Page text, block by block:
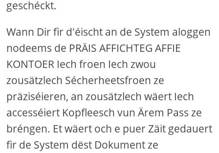
geschéckt.
Wann Dir fir d'éischt an de System aloggen
nodeems de PRÄIS AFFICHTEG AFFIE
KONTOER Iech froen Iech zwou
zousätzlech Sécherheetsfroen ze
präziséieren, an zousätzlech wäert Iech
accesséiert Kopfleesch vun Ärem Pass ze
bréngen. Et wäert och e puer Zäit gedauert
fir de System dëst Dokument ze